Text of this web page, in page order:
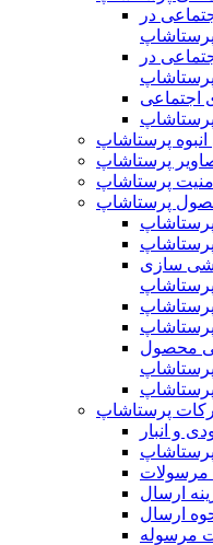
در
پرستاشاپ
در
پرستاشاپ
اجتماعی
پرستاشاپ
پرستاشاپ
پرستاشاپ
پرستاشاپ
سازی
پرستاشاپ
محصول
پرستاشاپ
پرستاشاپ
و انبار
مرسولات
ارسال
ارسال
مرسوله